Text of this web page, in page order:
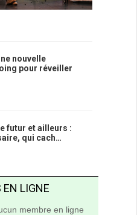
nouvelle
pour réveiller
futur et ailleurs :
qui cach…
EN LIGNE
membre en ligne